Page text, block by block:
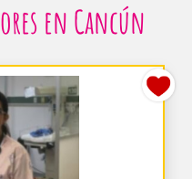
en Cancún